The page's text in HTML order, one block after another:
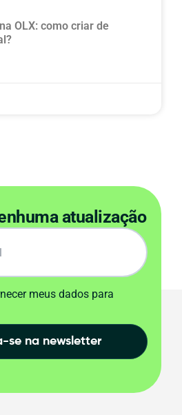
OLX​: como criar de
atualização
meus dados para
se na newsletter